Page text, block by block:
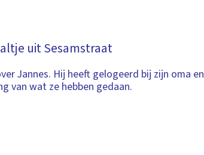
uit Sesamstraat
Jannes. Hij heeft gelogeerd bij zijn oma en
van wat ze hebben gedaan.